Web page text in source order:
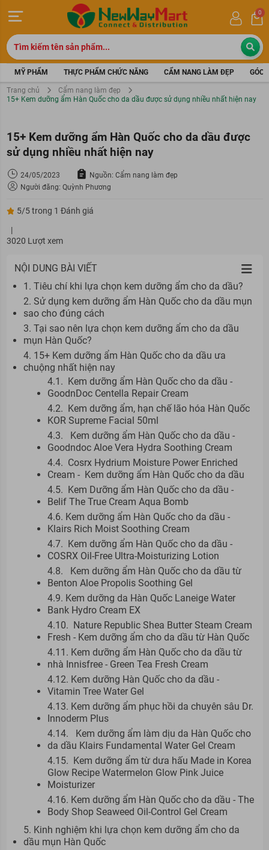
0
MỸ PHẨM THỰC PHẨM CHỨC NĂNG CẨM NANG LÀM ĐẸP GÓC
Trang chủ
Cẩm nang làm đẹp
15+ Kem dưỡng ẩm Hàn Quốc cho da dầu được sử dụng nhiều nhất hiện nay
15+ Kem dưỡng ẩm Hàn Quốc cho da dầu được
sử dụng nhiều nhất hiện nay
24/05/2023
Nguồn: Cẩm nang làm đẹp
Người đăng: Quỳnh Phương
5/5 trong 1 Đánh giá
|
3020 Lượt xem
NỘI DUNG BÀI VIẾT
1. Tiêu chí khi lựa chọn kem dưỡng ẩm cho da dầu?
2. Sử dụng kem dưỡng ẩm Hàn Quốc cho da dầu mụn
sao cho đúng cách
3. Tại sao nên lựa chọn kem dưỡng ẩm cho da dầu
mụn Hàn Quốc?
4. 15+ Kem dưỡng ẩm Hàn Quốc cho da dầu ưa
chuộng nhất hiện nay
4.1. Kem dưỡng ẩm Hàn Quốc cho da dầu -
GoodnDoc Centella Repair Cream
4.2. Kem dưỡng ẩm, hạn chế lão hóa Hàn Quốc
KOR Supreme Facial 50ml
4.3. Kem dưỡng ẩm Hàn Quốc cho da dầu -
Goodndoc Aloe Vera Hydra Soothing Cream
4.4. Cosrx Hydrium Moisture Power Enriched
Cream - Kem dưỡng ẩm Hàn Quốc cho da dầu
4.5. Kem Dưỡng ẩm Hàn Quốc cho da dầu -
Belif The True Cream Aqua Bomb
4.6. Kem dưỡng ẩm Hàn Quốc cho da dầu -
Klairs Rich Moist Soothing Cream
4.7. Kem dưỡng ẩm Hàn Quốc cho da dầu -
COSRX Oil-Free Ultra-Moisturizing Lotion
4.8. Kem dưỡng ẩm Hàn Quốc cho da dầu từ
Benton Aloe Propolis Soothing Gel
4.9. Kem dưỡng da Hàn Quốc Laneige Water
Bank Hydro Cream EX
4.10. Nature Republic Shea Butter Steam Cream
Fresh - Kem dưỡng ẩm cho da dầu từ Hàn Quốc
4.11. Kem dưỡng ẩm Hàn Quốc cho da dầu từ
nhà Innisfree - Green Tea Fresh Cream
4.12. Kem dưỡng Hàn Quốc cho da dầu -
Vitamin Tree Water Gel
4.13. Kem dưỡng ẩm phục hồi da chuyên sâu Dr.
Innoderm Plus
4.14. Kem dưỡng ẩm làm dịu da Hàn Quốc cho
da dầu Klairs Fundamental Water Gel Cream
4.15. Kem dưỡng ẩm từ dưa hấu Made in Korea
Glow Recipe Watermelon Glow Pink Juice
Moisturizer
4.16. Kem dưỡng ẩm Hàn Quốc cho da dầu - The
Body Shop Seaweed Oil-Control Gel Cream
5. Kinh nghiệm khi lựa chọn kem dưỡng ẩm cho da
dầu mụn Hàn Quốc